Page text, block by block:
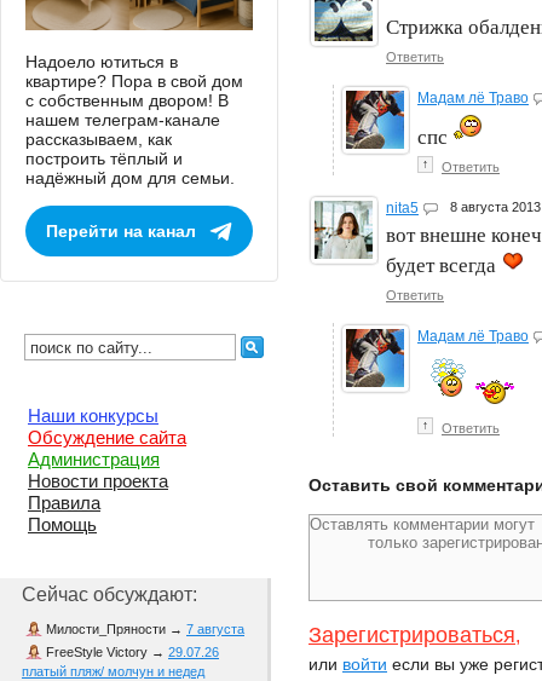
Стрижка
Ответить
Мадам лё Траво
спс
↑ Ответить
nita5 8 августа
вот внешне
будет всегда
Ответить
Мадам лё Траво
↑ Ответить
Оставить свой
Зарегистрироваться,
или войти если вы уже
Надоело ютиться в
квартире? Пора в свой дом
с собственным двором! В
нашем телеграм-канале
рассказываем, как
построить тёплый и
надёжный дом для семьи.
Перейти на канал
Наши конкурсы
Обсуждение сайта
Администрация
Новости проекта
Правила
Помощь
Сейчас обсуждают:
Милости_Пряности → 7 августа
FreeStyle Victory → 29.07.26
платый пляж/ молчун и недед